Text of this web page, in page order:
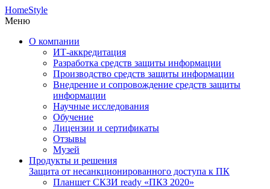
HomeStyle
Меню
О компании
ИТ-аккредитация
Разработка средств защиты информации
Производство средств защиты информации
Внедрение и сопровождение средств защиты
информации
Научные исследования
Обучение
Лицензии и сертификаты
Отзывы
Музей
Продукты и решения
Защита от несанкционированного доступа к ПК
Планшет СКЗИ ready «ПКЗ 2020»